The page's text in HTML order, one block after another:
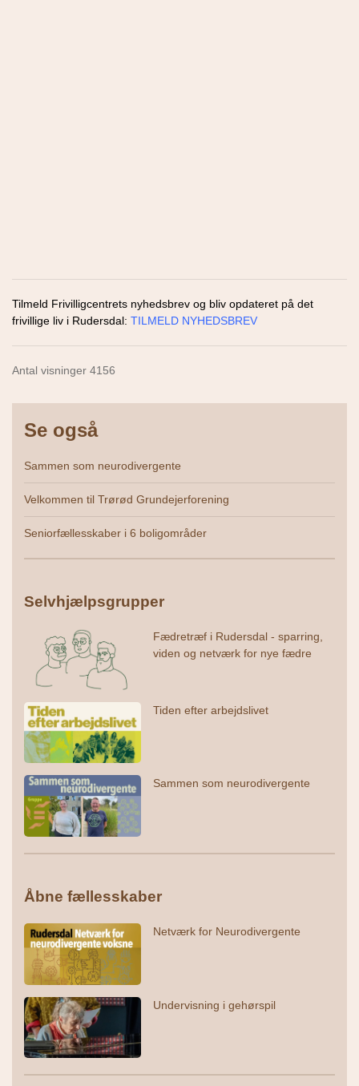
Tilmeld Frivilligcentrets nyhedsbrev og bliv opdateret på det
frivillige liv i Rudersdal: TILMELD NYHEDSBREV
Antal visninger 4156
Se også
Sammen som neurodivergente
Velkommen til Trørød Grundejerforening
Seniorfællesskaber i 6 boligområder
Selvhjælpsgrupper
Fædretræf i Rudersdal - sparring,
viden og netværk for nye fædre
Tiden efter arbejdslivet
Sammen som neurodivergente
Åbne fællesskaber
Netværk for Neurodivergente
Undervisning i gehørspil